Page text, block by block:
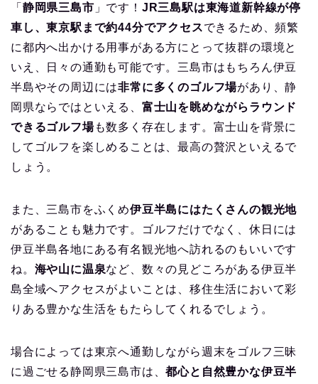
「 静岡県三島市 」です！ JR三島駅は東海道新幹線が停
車し、東京駅まで約44分でアクセスできるため、頻繁
に都内へ出かける用事がある方にとって抜群の環境と
いえ、日々の通勤も可能です。三島市はもちろん伊豆
半島やその周辺には非常に多くのゴルフ場があり、静
岡県ならではといえる、 富士山を眺めながらラウンド
できるゴルフ場も数多く存在します。富士山を背景に
してゴルフを楽しめることは、最高の贅沢といえるで
しょう。
また、三島市をふくめ伊豆半島にはたくさんの観光地
があることも魅力です。ゴルフだけでなく、休日には
伊豆半島各地にある有名観光地へ訪れるのもいいです
ね。 海や山に温泉など、数々の見どころがある伊豆半
島全域へアクセスがよいことは、移住生活において彩
りある豊かな生活をもたらしてくれるでしょう。
場合によっては東京へ通勤しながら週末をゴルフ三昧
に過ごせる静岡県三島市は、都心と自然豊かな伊豆半